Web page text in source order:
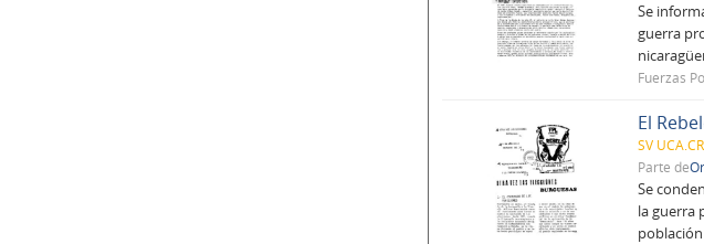
Se
guerra
Fuerzas
El
SV
Parte de
Se
la guerra